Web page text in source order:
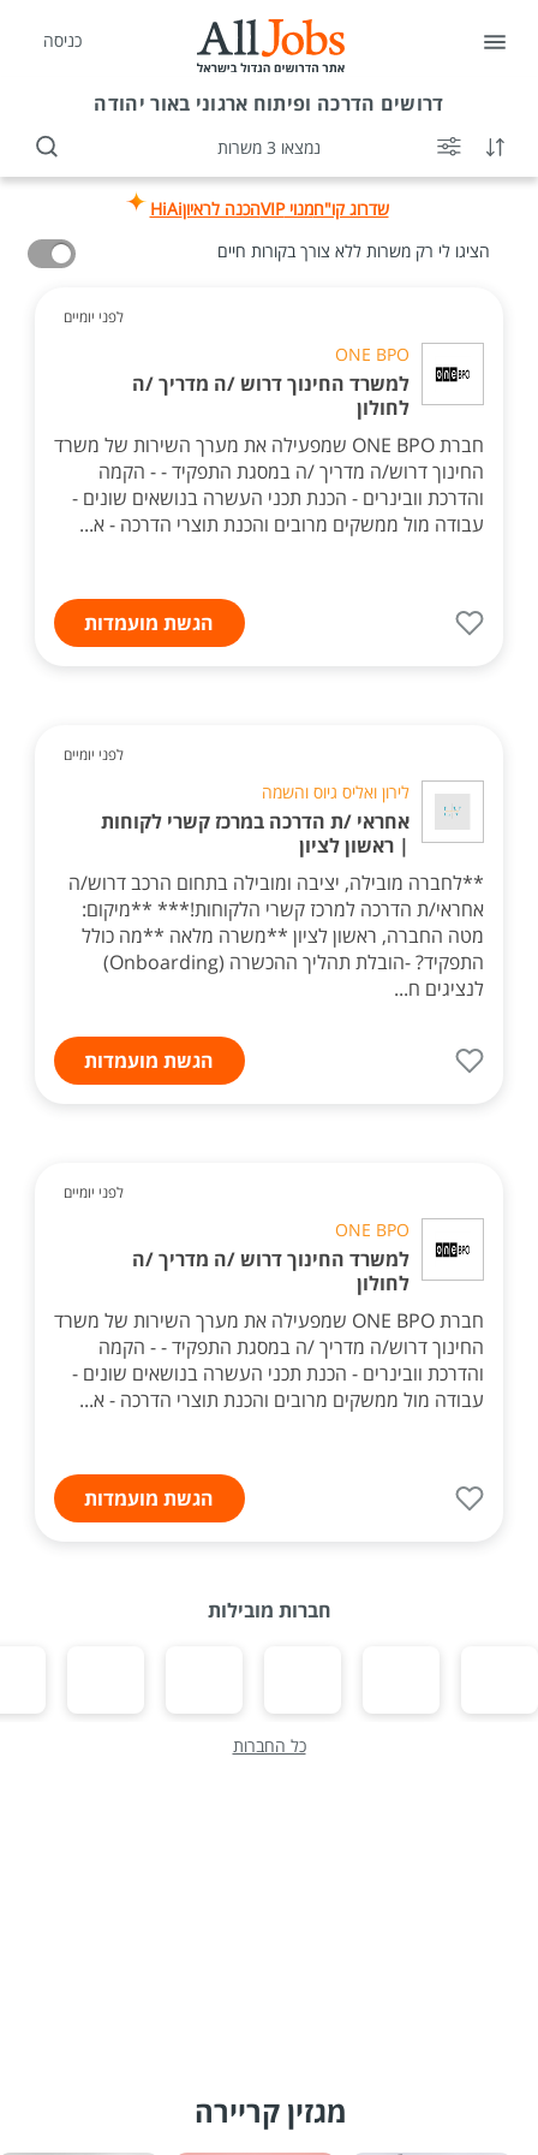
כניסה
דרושים הדרכה ופיתוח ארגוני באור יהודה
נמצאו 3 משרות
שדרוג קו"חמנוי VIP הכנה לראיוןHiAi
הציגו לי רק משרות ללא צורך בקורות חיים
לפני יומיים
ONE BPO
למשרד החינוך דרוש /ה מדריך /ה
לחולון
חברת ONE BPO שמפעילה את מערך השירות של משרד
החינוך דרוש/ה מדריך /ה במסגת התפקיד - - הקמה
והדרכת וובינרים - הכנת תכני העשרה בנושאים שונים -
עבודה מול ממשקים מרובים והכנת תוצרי הדרכה - א...
הגשת מועמדות
לפני יומיים
לירון ואליס גיוס והשמה
אחראי /ת הדרכה במרכז קשרי לקוחות
| ראשון לציון
**לחברה מובילה, יציבה ומובילה בתחום הרכב דרוש/ה
אחראי/ת הדרכה למרכז קשרי הלקוחות!*** **מיקום:
מטה החברה, ראשון לציון **משרה מלאה **מה כולל
התפקיד? -הובלת תהליך ההכשרה (Onboarding)
לנציגים ח...
הגשת מועמדות
לפני יומיים
ONE BPO
למשרד החינוך דרוש /ה מדריך /ה
לחולון
חברת ONE BPO שמפעילה את מערך השירות של משרד
החינוך דרוש/ה מדריך /ה במסגת התפקיד - - הקמה
והדרכת וובינרים - הכנת תכני העשרה בנושאים שונים -
עבודה מול ממשקים מרובים והכנת תוצרי הדרכה - א...
הגשת מועמדות
חברות מובילות
כל החברות
מגזין קריירה